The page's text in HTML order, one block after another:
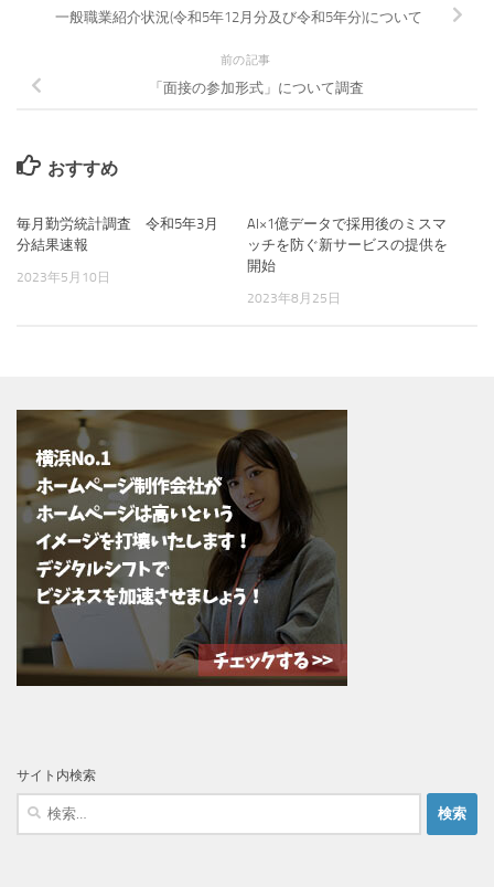
一般職業紹介状況(令和5年12月分及び令和5年分)について
前の記事
「面接の参加形式」について調査
おすすめ
毎月勤労統計調査 令和5年3月
分結果速報
2023年5月10日
AI×1億データで採用後のミスマ
ッチを防ぐ新サービスの提供を
開始
2023年8月25日
サイト内検索